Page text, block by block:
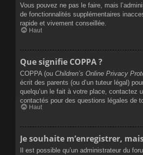
Vous pouvez ne pas le faire, mais
de fonctionnalités supplémentaires
rapide et vivement conseillée.
Haut
Que signifie COPPA ?
COPPA (ou Children’s Online Privacy
écrit des parents (ou d’un tuteur légal)
quelqu’un le fait à votre place, contactez
contactés pour des questions légales de
Haut
Je souhaite m’enregistrer,
Il est possible qu’un administrateur du